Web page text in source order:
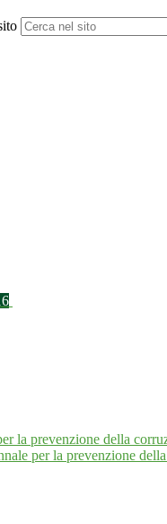
la prevenzione della
per la prevenzione